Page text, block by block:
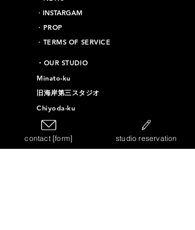
​・INSTARGAM
・PROP
・TERMS OF SERVICE
​・OUR STUDIO
Minato-ku
旧海岸第三スタジオ
Chiyoda-ku
旧海岸第十六スタジオ
Taito-ku
contact [form] studio reservation